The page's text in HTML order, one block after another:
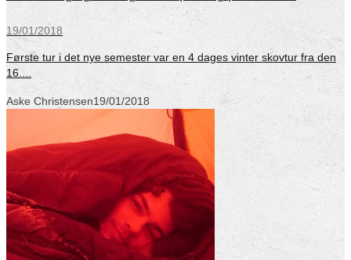
19/01/2018
Første tur i det nye semester var en 4 dages vinter skovtur fra den
16....
Aske Christensen19/01/2018